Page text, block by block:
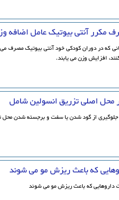
مکرر آنتی بیوتیک عامل اضافه
که در دوران کودکی خود آنتی بیوتیک مصرف
افزایش وزن می یابند.
محل اصلی تزریق انسولین شامل
از گود شدن یا سفت و برجسته شدن محل
که باعث ریزش مو می شوند
داروهایی که باعث ریزش مو می شوند